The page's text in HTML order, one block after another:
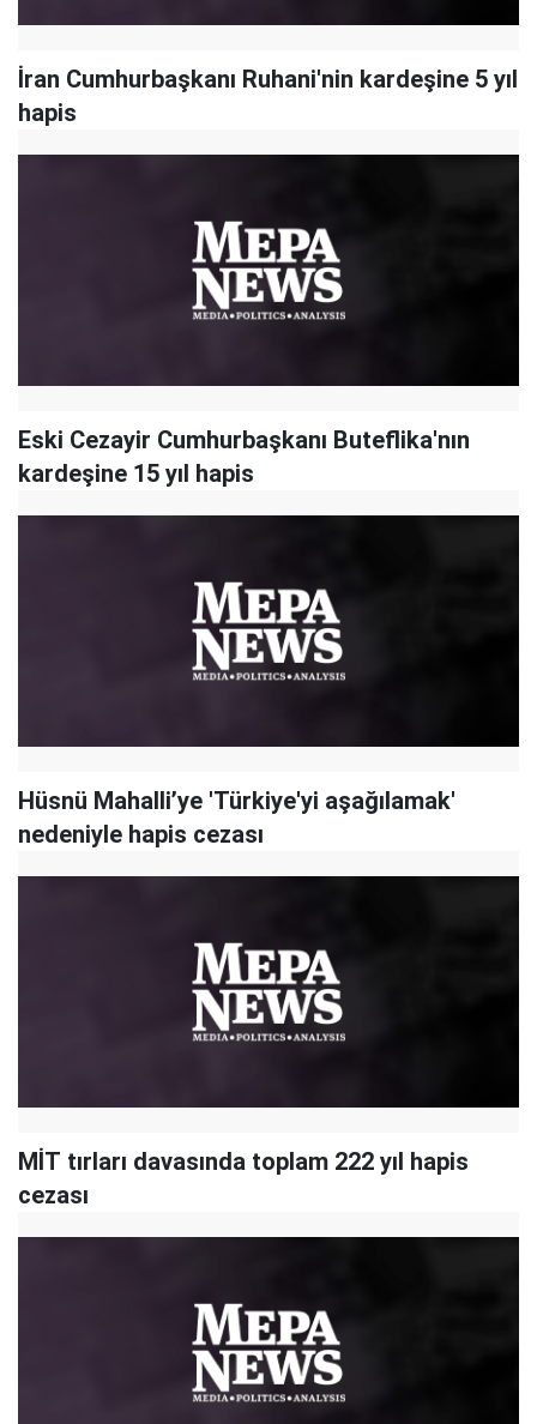
İran Cumhurbaşkanı Ruhani'nin kardeşine 5 yıl
hapis
Eski Cezayir Cumhurbaşkanı Buteflika'nın
kardeşine 15 yıl hapis
Hüsnü Mahalli’ye 'Türkiye'yi aşağılamak'
nedeniyle hapis cezası
MİT tırları davasında toplam 222 yıl hapis
cezası